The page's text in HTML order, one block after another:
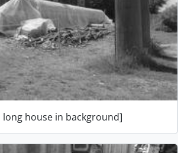
long house in background]